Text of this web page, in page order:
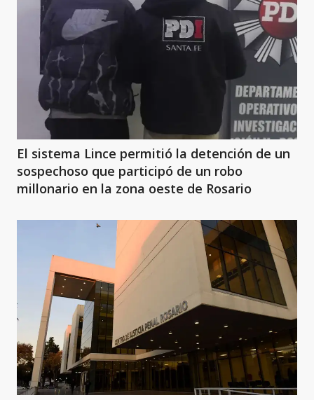
El sistema Lince permitió la detención de un
sospechoso que participó de un robo
millonario en la zona oeste de Rosario